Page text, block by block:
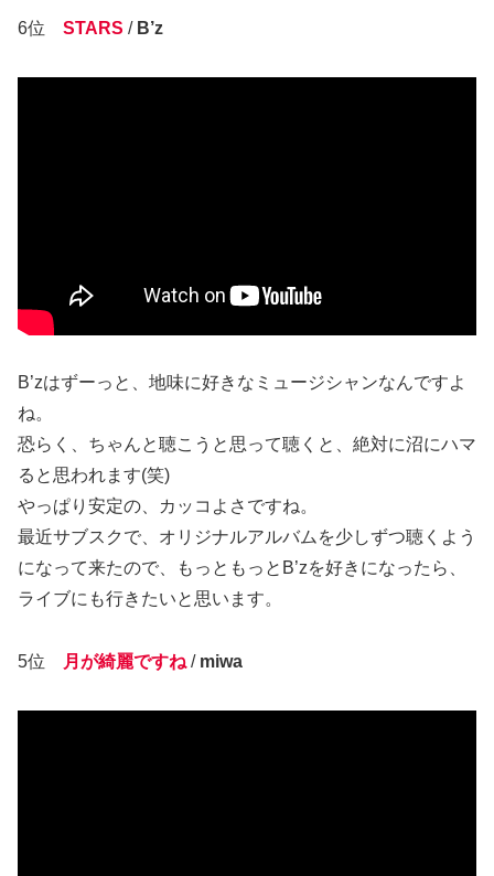
6位 STARS / B’z
B’zはずーっと、地味に好きなミュージシャンなんですよ
ね。
恐らく、ちゃんと聴こうと思って聴くと、絶対に沼にハマ
ると思われます(笑)
やっぱり安定の、カッコよさですね。
最近サブスクで、オリジナルアルバムを少しずつ聴くよう
になって来たので、もっともっとB’zを好きになったら、
ライブにも行きたいと思います。
5位 月が綺麗ですね / miwa